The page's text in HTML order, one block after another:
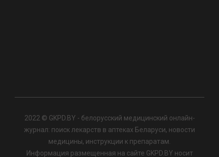
2022 © GKPD.BY - белорусский медицинский онлайн-
журнал: поиск лекарств в аптеках Беларуси, новости
медицины, инструкции к препаратам.
Информация размещенная на сайте GKPD.BY носит